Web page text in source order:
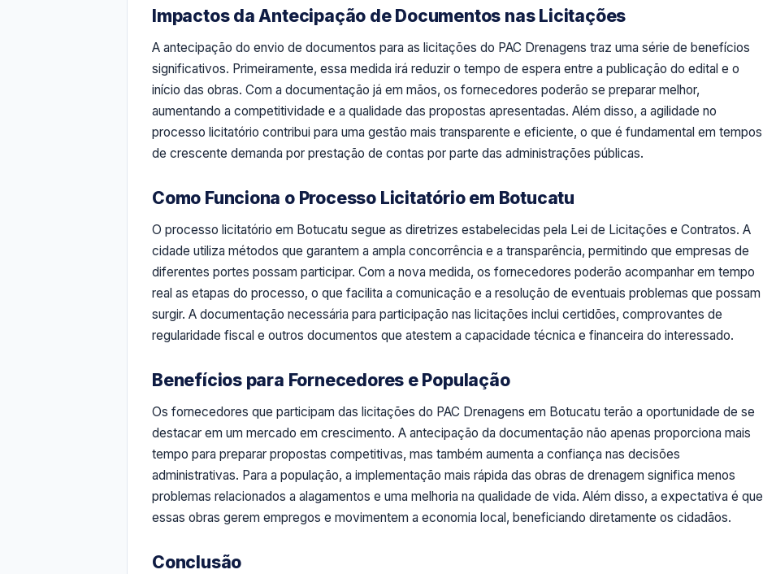
Impactos da Antecipação de Documentos nas Licitações
A antecipação do envio de documentos para as licitações do PAC Drenagens traz uma série de benefícios
significativos. Primeiramente, essa medida irá reduzir o tempo de espera entre a publicação do edital e o
início das obras. Com a documentação já em mãos, os fornecedores poderão se preparar melhor,
aumentando a competitividade e a qualidade das propostas apresentadas. Além disso, a agilidade no
processo licitatório contribui para uma gestão mais transparente e eficiente, o que é fundamental em tempos
de crescente demanda por prestação de contas por parte das administrações públicas.
Como Funciona o Processo Licitatório em Botucatu
O processo licitatório em Botucatu segue as diretrizes estabelecidas pela Lei de Licitações e Contratos. A
cidade utiliza métodos que garantem a ampla concorrência e a transparência, permitindo que empresas de
diferentes portes possam participar. Com a nova medida, os fornecedores poderão acompanhar em tempo
real as etapas do processo, o que facilita a comunicação e a resolução de eventuais problemas que possam
surgir. A documentação necessária para participação nas licitações inclui certidões, comprovantes de
regularidade fiscal e outros documentos que atestem a capacidade técnica e financeira do interessado.
Benefícios para Fornecedores e População
Os fornecedores que participam das licitações do PAC Drenagens em Botucatu terão a oportunidade de se
destacar em um mercado em crescimento. A antecipação da documentação não apenas proporciona mais
tempo para preparar propostas competitivas, mas também aumenta a confiança nas decisões
administrativas. Para a população, a implementação mais rápida das obras de drenagem significa menos
problemas relacionados a alagamentos e uma melhoria na qualidade de vida. Além disso, a expectativa é que
essas obras gerem empregos e movimentem a economia local, beneficiando diretamente os cidadãos.
Conclusão